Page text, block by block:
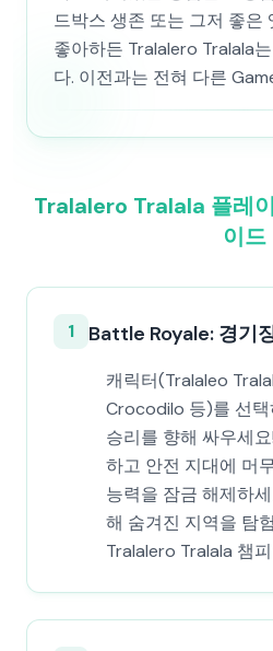
드박스 생존 또는 그저 좋은
좋아하든 Tralalero Tralala
다. 이전과는 전혀 다른
Tralalero Tralala 플레
이드
1 Battle Royale: 경기
캐릭터(Tralaleo
Crocodilo 등)를 선
승리를 향해 싸우세
하고 안전 지대에 머
능력을 잠금 해제하
해 숨겨진 지역을 탐
Tralalero Tralala 챔